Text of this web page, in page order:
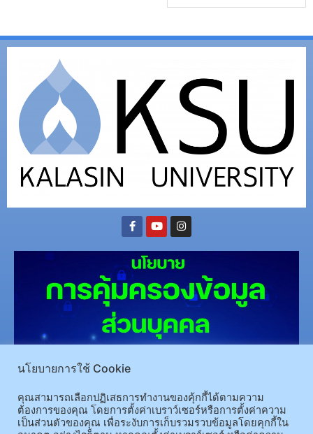
043-602-044
(อ.เมือง)62/1 ถ.เกษตรสมบูรณ์ ต.กาฬสินธุ์ อ.เมือง จ.กาฬสินธุ์ 46000โทรศัพท์ 043-811128 08-
64584360 โทรสาร 043-813070
นโยบายการใช้ Cookie
คุณสามารถเลือกปฏิเสธการทำงานของคุ้กกี้ได้ตามความ
ต้องการของคุณ โดยการตั้งค่าเบราว์เซอร์หรือการตั้งค่าความ
เป็นส่วนตัวของคุณ เพื่อระงับการเก็บรวมรวบข้อมูลโดยคุกกี้ใน